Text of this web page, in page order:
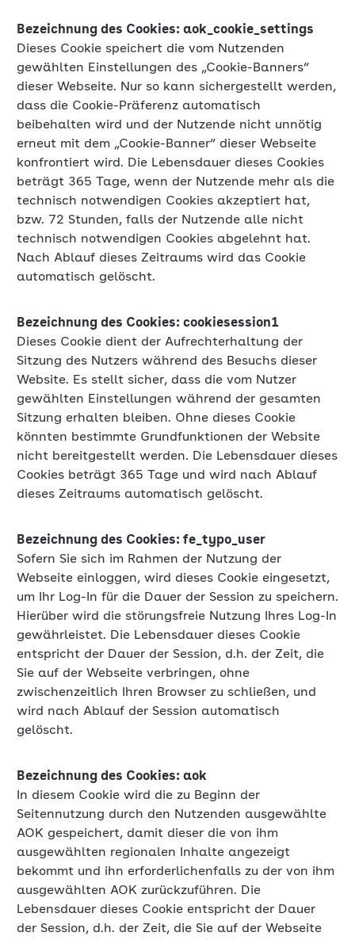
Bezeichnung des Cookies: aok_cookie_settings
Dieses Cookie speichert die vom Nutzenden
gewählten Einstellungen des „Cookie-Banners“
dieser Webseite. Nur so kann sichergestellt werden,
dass die Cookie-Präferenz automatisch
beibehalten wird und der Nutzende nicht unnötig
erneut mit dem „Cookie-Banner“ dieser Webseite
konfrontiert wird. Die Lebensdauer dieses Cookies
beträgt 365 Tage, wenn der Nutzende mehr als die
technisch notwendigen Cookies akzeptiert hat,
bzw. 72 Stunden, falls der Nutzende alle nicht
technisch notwendigen Cookies abgelehnt hat.
Nach Ablauf dieses Zeitraums wird das Cookie
automatisch gelöscht.
Bezeichnung des Cookies: cookiesession1
Dieses Cookie dient der Aufrechterhaltung der
Sitzung des Nutzers während des Besuchs dieser
Website. Es stellt sicher, dass die vom Nutzer
gewählten Einstellungen während der gesamten
Sitzung erhalten bleiben. Ohne dieses Cookie
könnten bestimmte Grundfunktionen der Website
nicht bereitgestellt werden. Die Lebensdauer dieses
Cookies beträgt 365 Tage und wird nach Ablauf
dieses Zeitraums automatisch gelöscht.
Bezeichnung des Cookies: fe_typo_user
Sofern Sie sich im Rahmen der Nutzung der
Webseite einloggen, wird dieses Cookie eingesetzt,
um Ihr Log-In für die Dauer der Session zu speichern.
Hierüber wird die störungsfreie Nutzung Ihres Log-In
gewährleistet. Die Lebensdauer dieses Cookie
entspricht der Dauer der Session, d.h. der Zeit, die
Sie auf der Webseite verbringen, ohne
zwischenzeitlich Ihren Browser zu schließen, und
wird nach Ablauf der Session automatisch
gelöscht.
Bezeichnung des Cookies: aok
In diesem Cookie wird die zu Beginn der
Seitennutzung durch den Nutzenden ausgewählte
AOK gespeichert, damit dieser die von ihm
ausgewählten regionalen Inhalte angezeigt
bekommt und ihn erforderlichenfalls zu der von ihm
ausgewählten AOK zurückzuführen. Die
Lebensdauer dieses Cookie entspricht der Dauer
der Session, d.h. der Zeit, die Sie auf der Webseite